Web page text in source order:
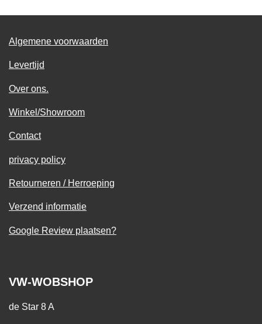
Algemene voorwaarden
Levertijd
Over ons.
Winkel/Showroom
Contact
privacy policy
Retourneren / Herroeping
Verzend informatie
Google Review plaatsen?
VW-WOBSHOP
de Star 8 A